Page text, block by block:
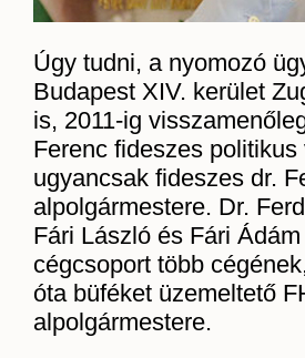
Úgy tudni, a nyomozó
Budapest XIV. kerület
is, 2011-ig
Ferenc fideszes
ugyancsak fideszes dr.
alpolgármestere. Dr.
Fári László és Fári
cégcsoport több
óta büféket üzemeltető
alpolgármestere.